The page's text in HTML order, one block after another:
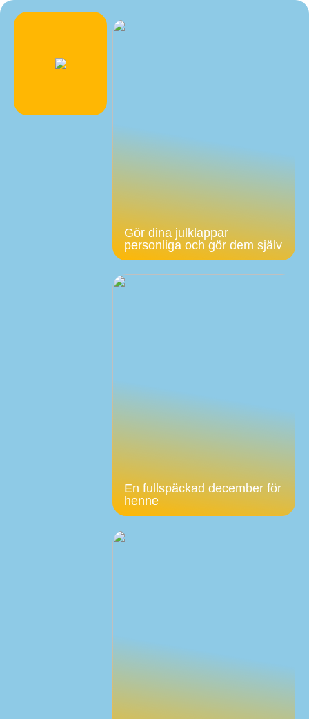
Gör dina julklappar
personliga och gör dem själv
En fullspäckad december för
henne